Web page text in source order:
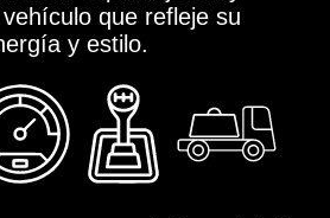
que refleje su
y estilo.